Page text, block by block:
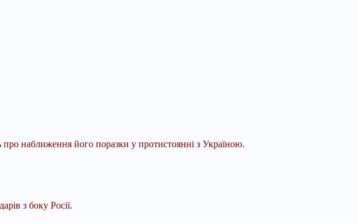
про наближення його поразки у протистоянні з Україною.
з боку Росії.